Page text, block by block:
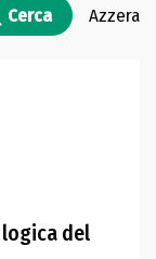
Cerca Azzera
logica del